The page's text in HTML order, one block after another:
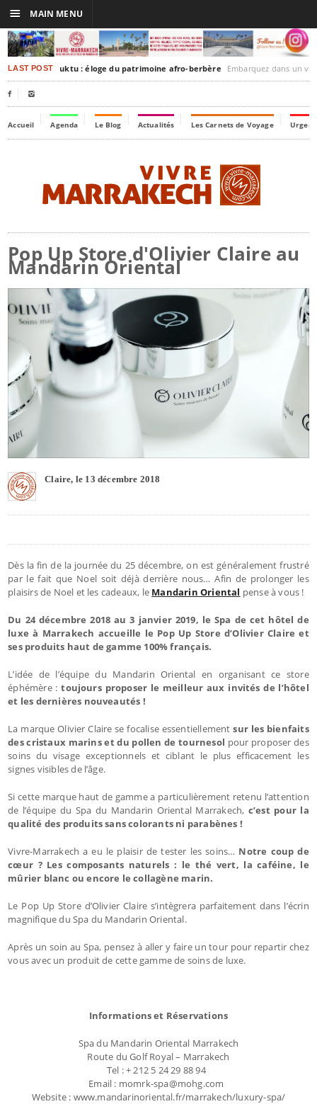
LAST POSTTimbuktu : éloge du patrimoine afro-berbère Embarquez dans un voyage culturel dans
 
Accueil Agenda Le Blog Actualités Les Carnets de Voyage
Pop Up Store d'Olivier Claire au
Mandarin Oriental
Claire, le 13 décembre 2018
Dès la fin de la journée du 25 décembre, on est généralement frustré
par le fait que Noel soit déjà derrière nous… Afin de prolonger les
plaisirs de Noel et les cadeaux, le Mandarin Oriental pense à vous !
Du 24 décembre 2018 au 3 janvier 2019, le Spa de cet hôtel de
luxe à Marrakech accueille le Pop Up Store d’Olivier Claire et
ses produits haut de gamme 100% français.
L’idée de l’équipe du Mandarin Oriental en organisant ce store
éphémère :toujours proposer le meilleur aux invités de l’hôtel
et les dernières nouveautés !
La marque Olivier Claire se focalise essentiellement sur les bienfaits
des cristaux marins et du pollen de tournesol pour proposer des
soins du visage exceptionnels et ciblant le plus efficacement les
signes visibles de l’âge.
Si cette marque haut de gamme a particulièrement retenu l’attention
de l’équipe du Spa du Mandarin Oriental Marrakech, c’est pour la
qualité des produits sans colorants ni parabènes !
Vivre-Marrakech a eu le plaisir de tester les soins… Notre coup de
cœur ? Les composants naturels : le thé vert, la caféine, le
mûrier blanc ou encore le collagène marin.
Le Pop Up Store d’Olivier Claire s’intègrera parfaitement dans l’écrin
magnifique du Spa du Mandarin Oriental.
Après un soin au Spa, pensez à aller y faire un tour pour repartir chez
vous avec un produit de cette gamme de soins de luxe.
Informations et Réservations
Spa du Mandarin Oriental Marrakech
Route du Golf Royal – Marrakech
Tel : + 212 5 24 29 88 94
Email : momrk-spa@mohg.com
Website : www.mandarinoriental.fr/marrakech/luxury-spa/
☰ MAIN MENU